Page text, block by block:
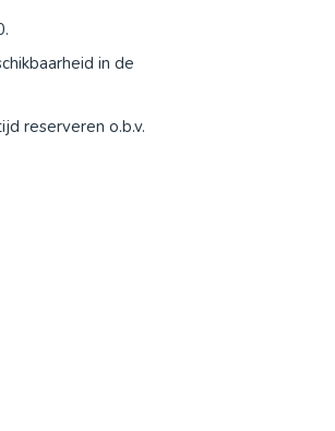
in de
reserveren o.b.v.